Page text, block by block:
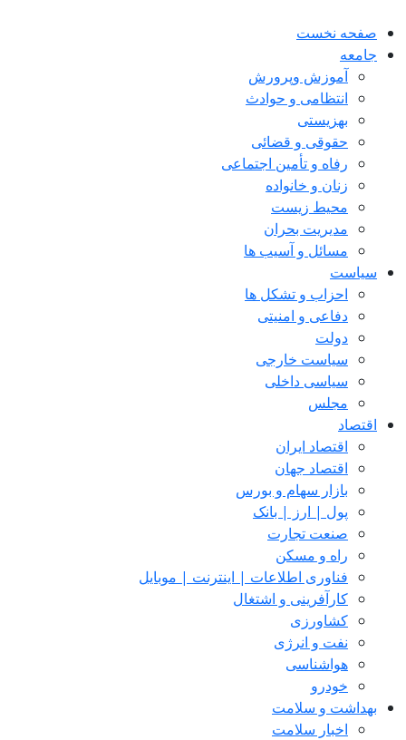
صفحه نخست
جامعه
آموزش وپرورش
انتظامی و حوادث
بهزیستی
حقوقی و قضائی
رفاه و تأمین اجتماعی
زنان و خانواده
محیط زیست
مدیریت بحران
مسائل و آسیب ها
سیاست
احزاب و تشکل ها
دفاعی و امنیتی
دولت
سیاست خارجی
سیاسی داخلی
مجلس
اقتصاد
اقتصاد ایران
اقتصاد جهان
بازار سهام و بورس
پول | ارز | بانک
صنعت تجارت
راه و مسکن
فناوری اطلاعات | اینترنت | موبایل
کارآفرینی و اشتغال
کشاورزی
نفت و انرژی
هواشناسی
خودرو
بهداشت و سلامت
اخبار سلامت